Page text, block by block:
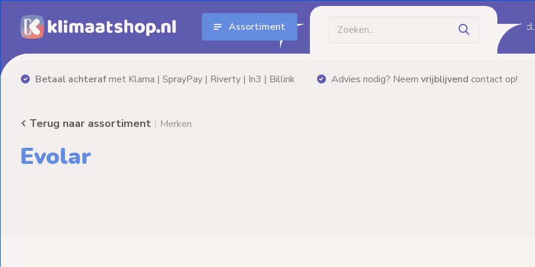
Assortiment Incl.
Betaal achterafmet Klarna | SprayPay | Riverty | In3 | Billink Advies nodig? Neem vrijblijvend contact op!
Aanbiedingen
Elektrische
Terug naar assortiment | Merken
Evolar